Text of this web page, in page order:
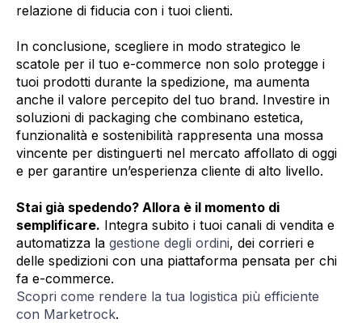
relazione di fiducia con i tuoi clienti.
In conclusione, scegliere in modo strategico le
scatole per il tuo e-commerce non solo protegge i
tuoi prodotti durante la spedizione, ma aumenta
anche il valore percepito del tuo brand. Investire in
soluzioni di packaging che combinano estetica,
funzionalità e sostenibilità rappresenta una mossa
vincente per distinguerti nel mercato affollato di oggi
e per garantire un’esperienza cliente di alto livello.
Stai già spedendo? Allora è il momento di
semplificare. Integra subito i tuoi canali di vendita e
automatizza la gestione degli ordini, dei corrieri e
delle spedizioni con una piattaforma pensata per chi
fa e-commerce.
Scopri come rendere la tua logistica più efficiente
con Marketrock.